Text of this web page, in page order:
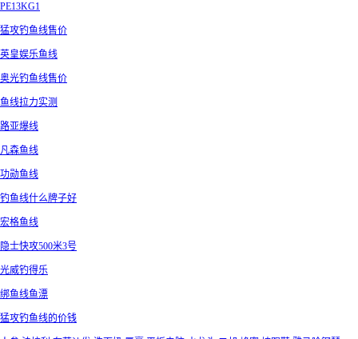
PE13KG1
猛攻钓鱼线售价
英皇娱乐鱼线
奥光钓鱼线售价
鱼线拉力实测
路亚爆线
凡森鱼线
功勋鱼线
钓鱼线什么牌子好
宏格鱼线
隐士快攻500米3号
光威钓得乐
绑鱼线鱼漂
猛攻钓鱼线的价钱